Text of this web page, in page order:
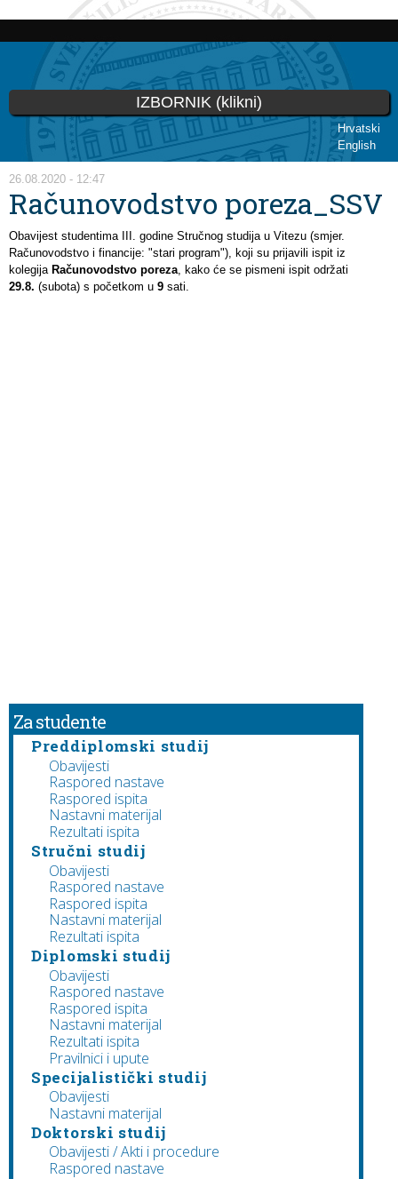
Skoči
glavni
sadržaj
Hrvatski
English
IZBORNIK (klikni)
Vi ste ovdje
26.08.2020 - 12:47
Računovodstvo poreza_SSV
Obavijest studentima III. godine Stručnog studija u Vitezu (smjer.
Računovodstvo i financije: "stari program"), koji su prijavili ispit iz
kolegija Računovodstvo poreza, kako će se pismeni ispit održati
29.8. (subota) s početkom u 9 sati.
Za studente
Preddiplomski studij
Obavijesti
Raspored nastave
Raspored ispita
Nastavni materijal
Rezultati ispita
Stručni studij
Obavijesti
Raspored nastave
Raspored ispita
Nastavni materijal
Rezultati ispita
Diplomski studij
Obavijesti
Raspored nastave
Raspored ispita
Nastavni materijal
Rezultati ispita
Pravilnici i upute
Specijalistički studij
Obavijesti
Nastavni materijal
Doktorski studij
Obavijesti / Akti i procedure
Raspored nastave